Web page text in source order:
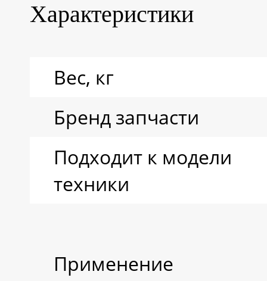
Характеристики
Вес, кг
Бренд запчасти
Подходит к модели
техники
Применение